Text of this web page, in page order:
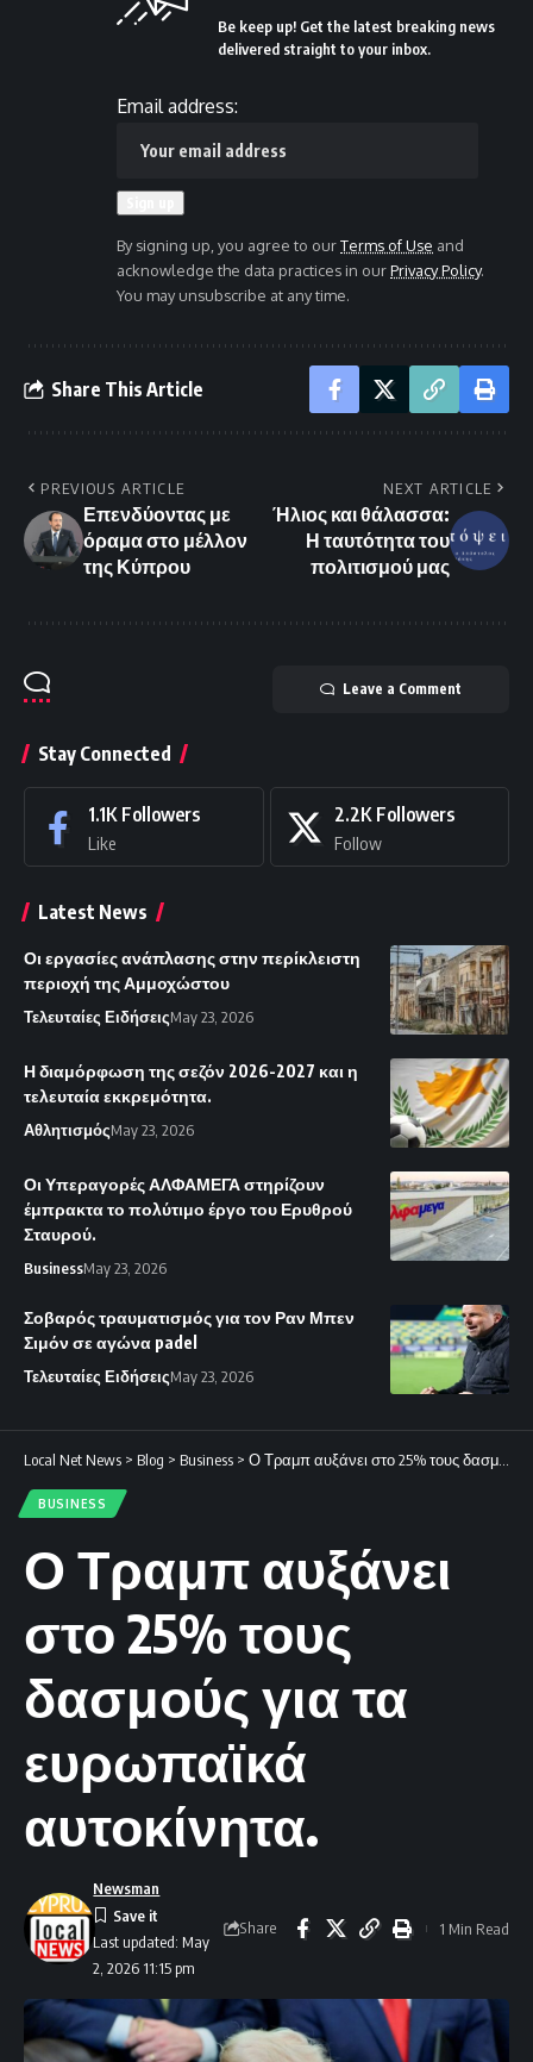
Be keep up! Get the latest breaking news
delivered straight to your inbox.
Email address:
By signing up, you agree to ourTerms of Use and
acknowledge the data practices in ourPrivacy Policy.
You may unsubscribe at any time.
Share This Article
PREVIOUS ARTICLE
Επενδύοντας με
όραμα στο μέλλον
της Κύπρου
NEXT ARTICLE
Ήλιος και θάλασσα:
Η ταυτότητα του
πολιτισμού μας
Leave a Comment
Stay Connected
1.1K Followers
Like
2.2K Followers
Follow
Latest News
Οι εργασίες ανάπλασης στην περίκλειστη
περιοχή της Αμμοχώστου
Τελευταίες ΕιδήσειςMay 23, 2026
Η διαμόρφωση της σεζόν 2026-2027 και η
τελευταία εκκρεμότητα.
ΑθλητισμόςMay 23, 2026
Οι Υπεραγορές ΑΛΦΑΜΕΓΑ στηρίζουν
έμπρακτα το πολύτιμο έργο του Ερυθρού
Σταυρού.
BusinessMay 23, 2026
Σοβαρός τραυματισμός για τον Ραν Μπεν
Σιμόν σε αγώνα padel
Τελευταίες ΕιδήσειςMay 23, 2026
Local Net News > Blog > Business > Ο Τραμπ αυξάνει στο 25% τους δασμούς για τα ευρωπαϊκά αυτοκίνητα.
BUSINESS
Ο Τραμπ αυξάνει
στο 25% τους
δασμούς για τα
ευρωπαϊκά
αυτοκίνητα.
Last updated: May
2, 2026 11:15 pm
Newsman
Share 1 Min Read